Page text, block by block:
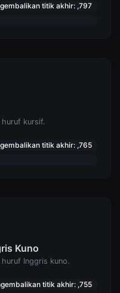
titik akhir: ,797
kursif.
titik akhir: ,765
Kuno
Inggris kuno.
titik akhir: ,755